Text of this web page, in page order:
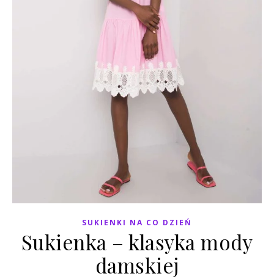
SUKIENKI NA CO DZIEŃ
Sukienka – klasyka mody
damskiej